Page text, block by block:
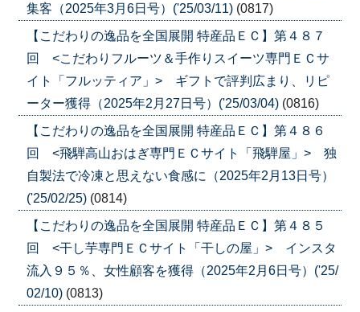
集客（2025年3月6日号）('25/03/11) (0817)
【こだわりの逸品を全国展開 特産品ＥＣ】第４８７
回 <こだわりフルーツ＆手作りスイーツ専門ＥＣサ
イト「フルッティア」> ギフトで評判広まり、リピ
ーター獲得（2025年2月27日号）('25/03/04) (0816)
【こだわりの逸品を全国展開 特産品ＥＣ】第４８６
回 <飛騨高山おはぎ専門ＥＣサイト「飛騨屋」> 独
自製法で冷凍と思えない食感に（2025年2月13日号）
('25/02/25) (0814)
【こだわりの逸品を全国展開 特産品ＥＣ】第４８５
回 <干し芋専門ＥＣサイト「干しの屋」> インスタ
流入９５％、女性顧客を獲得（2025年2月6日号）('25/
02/10) (0813)